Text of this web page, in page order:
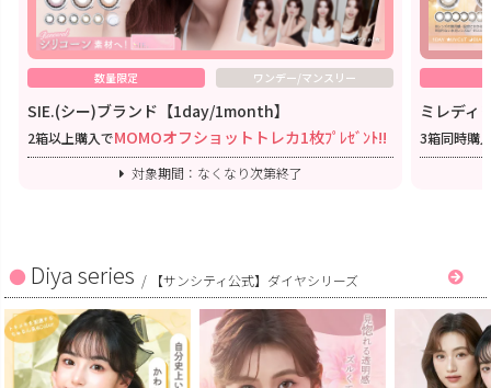
数量限定 ワンデー/マンスリー
SIE.(シー)ブランド【1day/1month】
2箱以上購入でMOMOオフショットトレカ1枚ﾌﾟﾚｾﾞﾝﾄ!!
対象期間：なくなり次第終了
ミレディ
3箱同時購
Diya series / 【サンシティ公式】ダイヤシリーズ